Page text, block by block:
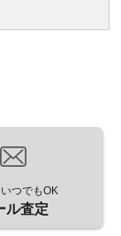
つでもOK
ル査定